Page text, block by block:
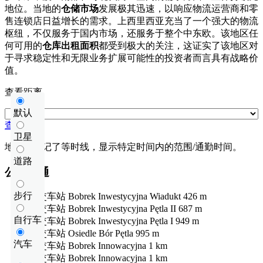
地位。当地的仓储市场发展极其迅速，以响应物流运营商和零
售连锁店日益增长的需求。上西里西亚充当了一个强大的物流
枢纽，不仅服务于国内市场，还服务于整个中东欧。该地区任
何可用的仓库出租面积都受到极大的关注，这证实了该地区对
于寻求稳定性和无限业务扩展可能性的投资者而言具有战略价
值。
默认
卫星
道路
步行
自行车
汽车
查看距离
查看距离
地图上标记了等时线，显示特定时间内的范围/通勤时间。
公共交通
公交车站 Bobrek Inwestycyjna Wiadukt 426 m
公交车站 Bobrek Inwestycyjna Pętla II 687 m
公交车站 Bobrek Inwestycyjna Pętla I 949 m
公交车站 Osiedle Bór Pętla 995 m
公交车站 Bobrek Innowacyjna 1 km
公交车站 Bobrek Innowacyjna 1 km